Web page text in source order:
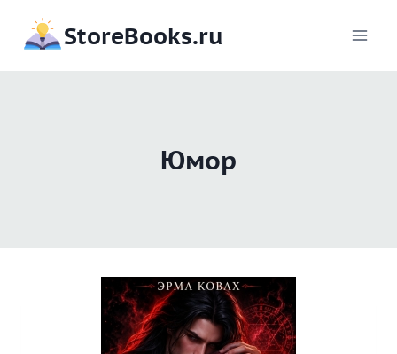
содержимому
StoreBooks.ru
Юмор